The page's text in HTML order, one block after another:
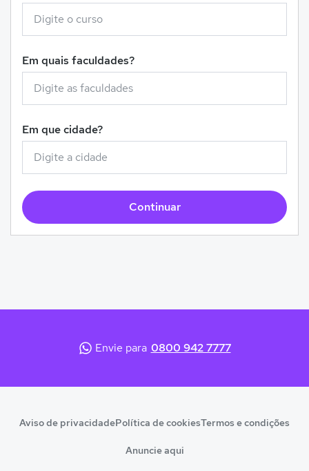
Em quais faculdades?
Em que cidade?
Continuar
Envie para 0800 942 7777
Aviso de privacidadePolítica de cookiesTermos e condições
Anuncie aqui